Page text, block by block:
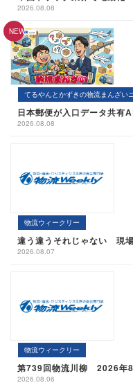
2026.08.08
てるやんとかずきの物流まんざい
日本郵便が入口データ共有
2026.08.08
物流ウィークリー
違う違うそれじゃない 現
2026.08.07
物流ウィークリー
第739回物流川柳 2026年
2026.08.06